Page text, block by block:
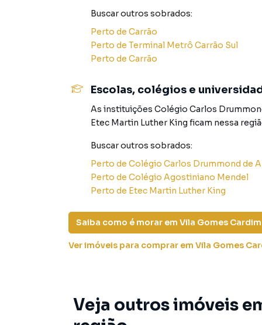
Carrão facilita o deslocamento para outras
*Anuncio sujeito a alteração sem aviso prévio*
Sobrado para Venda em região valorizada do
nossa equipe pelo telefone (11) 2918-4000.
A Rocha Marqueze Imóveis tem mais opções
construção ou lançamentos na planta em Vila
você encontra milhares de ofertas para
Negocie seu imóvel de forma totalmente
Imóveis você consegue comprar ou alugar
com a praticidade de fazer tudo online, direto
soluções inovadoras para simplificar a
imóveis em diversas cidades do Brasil,
Buscar outros sobrados:
Perto de Carrão
Perto de Terminal Metrô Carrão Sul
Perto de Carrão
Escolas, colégios e
As instituições Colégio Carlos
Etec Martin Luther King ficam nessa
Buscar outros sobrados:
Perto de Colégio Carlos Drummond de
Perto de Colégio Agostiniano Mendel
Perto de Etec Martin Luther King
Saiba como é morar em Vila Gomes Cardim
Ver imóveis para comprar em Vila Gomes
Veja outros imóveis